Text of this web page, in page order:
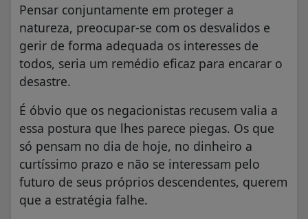
Pensar conjuntamente em proteger a
natureza, preocupar-se com os desvalidos e
gerir de forma adequada os interesses de
todos, seria um remédio eficaz para encarar o
desastre.
É óbvio que os negacionistas recusem valia a
essa postura que lhes parece piegas. Os que
só pensam no dia de hoje, no dinheiro a
curtíssimo prazo e não se interessam pelo
futuro de seus próprios descendentes, querem
que a estratégia falhe.